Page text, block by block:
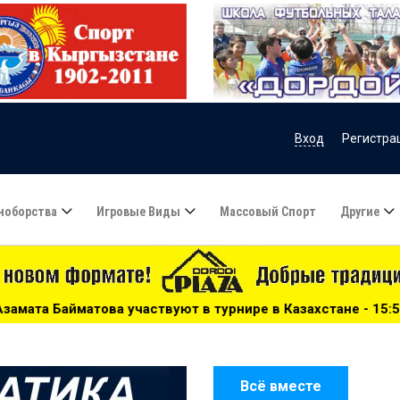
Вход
Игровые Виды Массовый Спорт Другие
в турнире в Казахстане - 15:51 ***Сборную
Всё вместе